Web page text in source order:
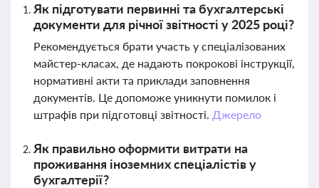
Як підготувати первинні та бухгалтерські
документи для річної звітності у 2025 році?
Рекомендується брати участь у спеціалізованих
майстер-класах, де надають покрокові інструкції,
нормативні акти та приклади заповнення
документів. Це допоможе уникнути помилок і
штрафів при підготовці звітності. Джерело
Як правильно оформити витрати на
проживання іноземних спеціалістів у
бухгалтерії?